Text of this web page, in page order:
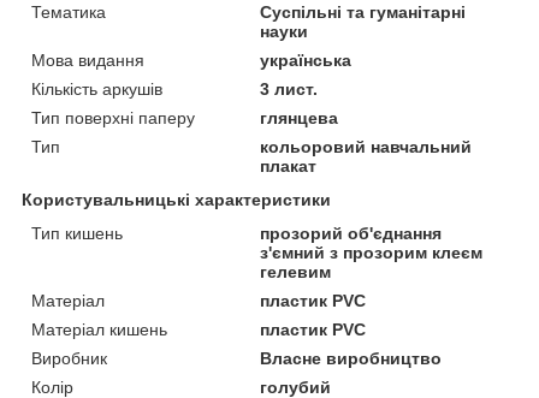
Тематика
Суспільні та гуманітарні
науки
Мова видання
українська
Кількість аркушів
3 лист.
Тип поверхні паперу
глянцева
Тип
кольоровий навчальний
плакат
Користувальницькі характеристики
Тип кишень
прозорий об'єднання
з'ємний з прозорим клеєм
гелевим
Матеріал
пластик PVC
Матеріал кишень
пластик PVC
Виробник
Власне виробництво
Колір
голубий